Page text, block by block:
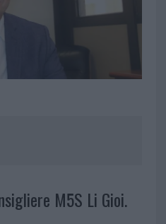
M5S Li Gioi.